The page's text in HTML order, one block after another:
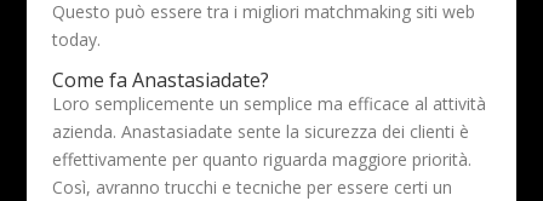
Questo può essere tra i migliori matchmaking siti web
today.
Come fa Anastasiadate?
Loro semplicemente un semplice ma efficace al attività
azienda. Anastasiadate sente la sicurezza dei clienti è
effettivamente per quanto riguarda maggiore priorità.
Così, avranno trucchi e tecniche per essere certi un